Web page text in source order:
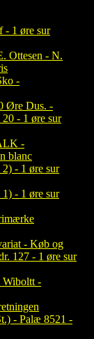
- 1 øre sur
Ottesen - N.
-
Øre Dus. -
- 1 øre sur
-
blanc
- 1 øre sur
- 1 øre sur
- Køb og
127 - 1 øre sur
Wiboltt -
- Palæ 8521 -